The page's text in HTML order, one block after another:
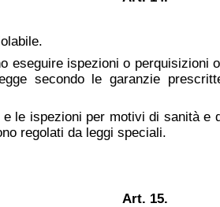
eseguire ispezioni o perquisizioni
secondo le garanzie
le ispezioni per motivi di sanità e
regolati da leggi speciali.
Art. 15.